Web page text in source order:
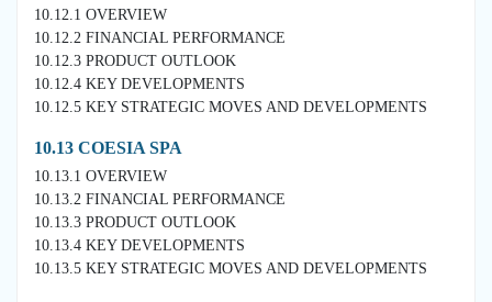
10.12.1 OVERVIEW
10.12.2 FINANCIAL PERFORMANCE
10.12.3 PRODUCT OUTLOOK
10.12.4 KEY DEVELOPMENTS
10.12.5 KEY STRATEGIC MOVES AND DEVELOPMENTS
10.13 COESIA SPA
10.13.1 OVERVIEW
10.13.2 FINANCIAL PERFORMANCE
10.13.3 PRODUCT OUTLOOK
10.13.4 KEY DEVELOPMENTS
10.13.5 KEY STRATEGIC MOVES AND DEVELOPMENTS